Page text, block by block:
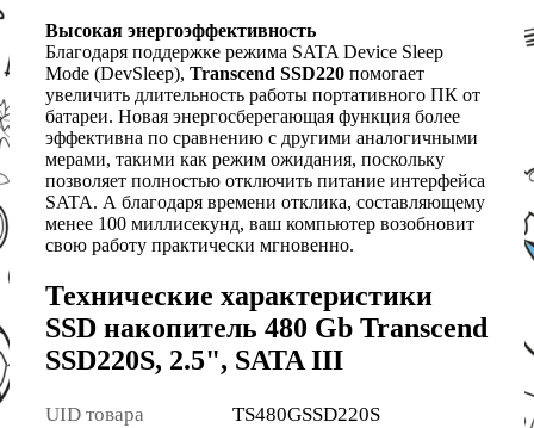
Высокая энергоэффективность
Благодаря поддержке режима SATA Device Sleep
Mode (DevSleep), Transcend SSD220 помогает
увеличить длительность работы портативного ПК от
батареи. Новая энергосберегающая функция более
эффективна по сравнению с другими аналогичными
мерами, такими как режим ожидания, поскольку
позволяет полностью отключить питание интерфейса
SATA. А благодаря времени отклика, составляющему
менее 100 миллисекунд, ваш компьютер возобновит
свою работу практически мгновенно.
Технические характеристики
SSD накопитель 480 Gb Transcend
SSD220S, 2.5", SATA III
UID товара TS480GSSD220S